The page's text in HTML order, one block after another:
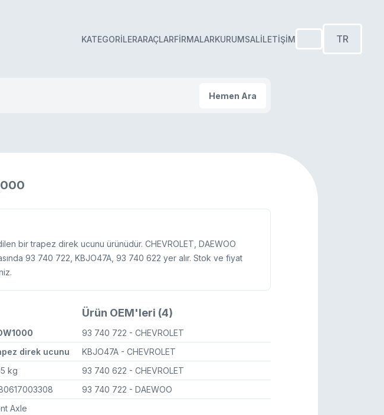
KATEGORILERARAÇLARFIRMALARKURUMSALİLETIŞIM TR
Hemen Ara
bir trapez direk ucunu ürünüdür. CHEVROLET, DAEWOO
93 740 722, KBJO47A, 93 740 622 yer alır. Stok ve fiyat
direk ucunu
kg
Axle
Ürün OEM'leri (4)
93 740 722 - CHEVROLET
KBJO47A - CHEVROLET
93 740 622 - CHEVROLET
93 740 722 - DAEWOO